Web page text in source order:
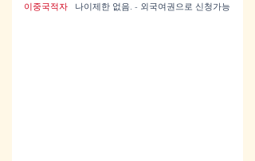
​이중국적자 나이제한 없음. - 외국여권으로 신청가능